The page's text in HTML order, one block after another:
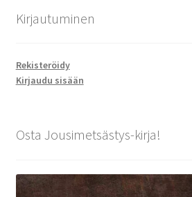
Kirjautuminen
Rekisteröidy
Kirjaudu sisään
Osta Jousimetsästys-kirja!